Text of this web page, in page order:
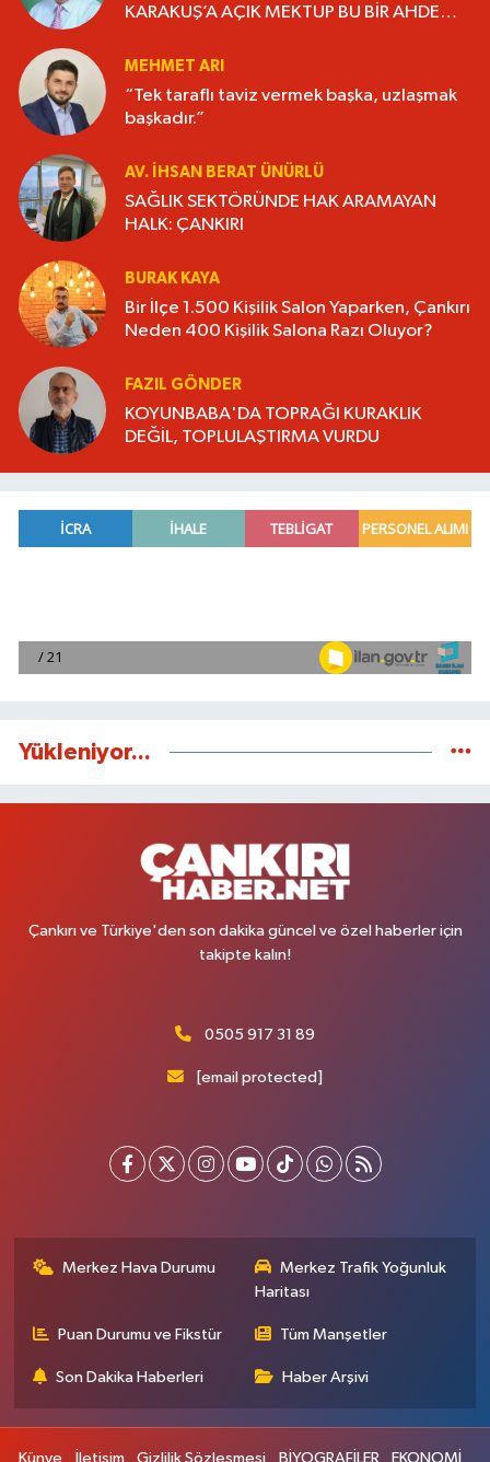
KARAKUŞ’A AÇIK MEKTUP BU BİR AHDE
GETİRELİM”.
MEHMET ARI
“Tek taraflı taviz vermek başka, uzlaşmak
başkadır.”
AV. İHSAN BERAT ÜNÜRLÜ
SAĞLIK SEKTÖRÜNDE HAK ARAMAYAN
HALK: ÇANKIRI
BURAK KAYA
Bir İlçe 1.500 Kişilik Salon Yaparken, Çankırı
Neden 400 Kişilik Salona Razı Oluyor?
FAZIL GÖNDER
KOYUNBABA'DA TOPRAĞI KURAKLIK
DEĞİL, TOPLULAŞTIRMA VURDU
Yükleniyor...
Çankırı ve Türkiye'den son dakika güncel ve özel haberler için
takipte kalın!
0505 917 31 89
[email protected]
Merkez Hava Durumu
Merkez Trafik Yoğunluk
Haritası
Puan Durumu ve Fikstür Tüm Manşetler
Son Dakika Haberleri Haber Arşivi
Künye İletişim Gizlilik Sözleşmesi BİYOGRAFİLER EKONOMİ